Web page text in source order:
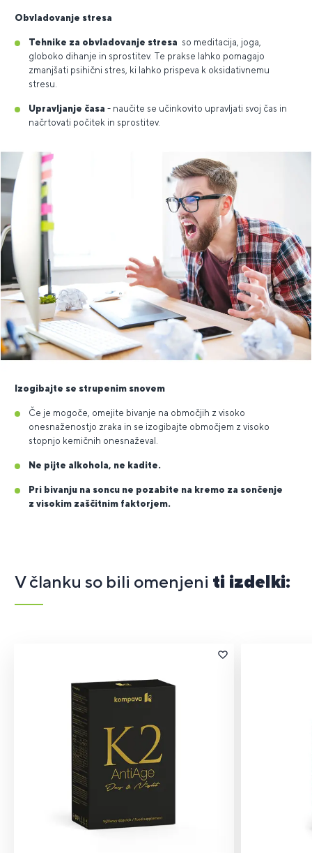
Obvladovanje stresa
Tehnike za obvladovanje stresa so meditacija, joga,
globoko dihanje in sprostitev. Te prakse lahko pomagajo
zmanjšati psihični stres, ki lahko prispeva k oksidativnemu
stresu.
Upravljanje časa - naučite se učinkovito upravljati svoj čas in
načrtovati počitek in sprostitev.
Izogibajte se strupenim snovem
Če je mogoče, omejite bivanje na območjih z visoko
onesnaženostjo zraka in se izogibajte območjem z visoko
stopnjo kemičnih onesnaževal.
Ne pijte alkohola, ne kadite.
Pri bivanju na soncu ne pozabite na kremo za sončenje
z visokim zaščitnim faktorjem.
V članku so bili omenjeni ti izdelki: